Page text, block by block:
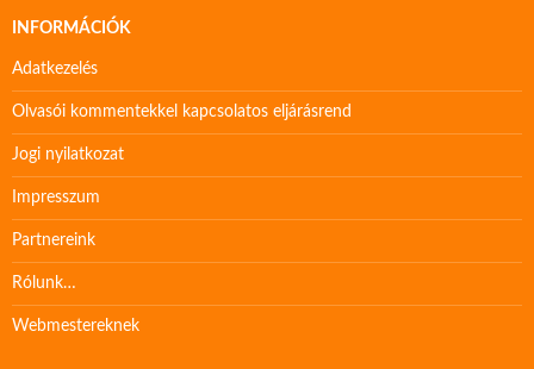
INFORMÁCIÓK
Adatkezelés
Olvasói kommentekkel kapcsolatos eljárásrend
Jogi nyilatkozat
Impresszum
Partnereink
Rólunk…
Webmestereknek